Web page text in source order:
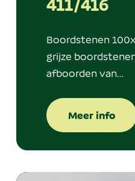
411/416
Boordstenen
grijze
afboorden van…
Meer info